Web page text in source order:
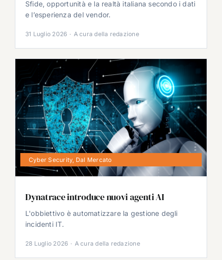
Sfide, opportunità e la realtà italiana secondo i dati
e l’esperienza del vendor.
31 Luglio 2026 · A cura della redazione
Cyber Security, Dal Mercato
Dynatrace introduce nuovi agenti AI
L'obbiettivo è automatizzare la gestione degli
incidenti IT.
28 Luglio 2026 · A cura della redazione